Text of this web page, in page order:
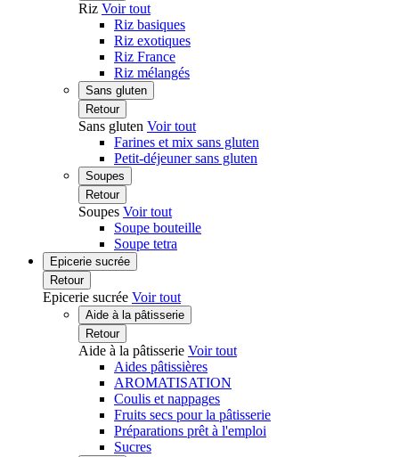
Riz Voir tout
Riz basiques
Riz exotiques
Riz France
Riz mélangés
Sans gluten
Retour
Sans gluten Voir tout
Farines et mix sans gluten
Petit-déjeuner sans gluten
Soupes
Retour
Soupes Voir tout
Soupe bouteille
Soupe tetra
Epicerie sucrée
Retour
Epicerie sucrée Voir tout
Aide à la pâtisserie
Retour
Aide à la pâtisserie Voir tout
Aides pâtissières
AROMATISATION
Coulis et nappages
Fruits secs pour la pâtisserie
Préparations prêt à l'emploi
Sucres